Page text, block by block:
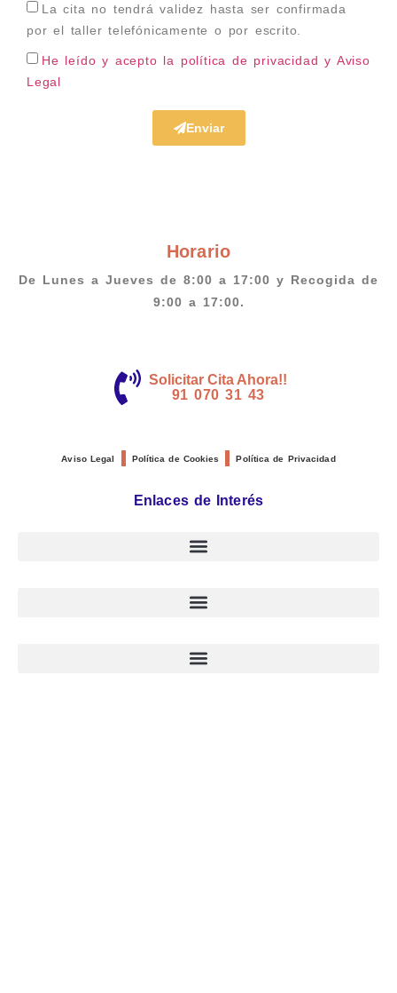
La cita no tendrá validez hasta ser confirmada
por el taller telefónicamente o por escrito.
He leído y acepto la política de privacidad y Aviso
Legal
Enviar
Horario
De Lunes a Jueves de 8:00 a 17:00 y Recogida de
9:00 a 17:00.
Solicitar Cita Ahora!!
91 070 31 43
Aviso Legal Política de Cookies Política de Privacidad
Enlaces de Interés